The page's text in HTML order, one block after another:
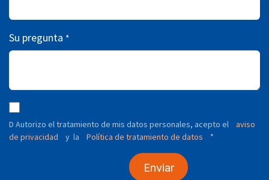
Su pregunta *
D Autorizo ​​el tratamiento de mis datos personales, acepto el
aviso
de privacidad
y la Política de tratamiento de datos *
Enviar